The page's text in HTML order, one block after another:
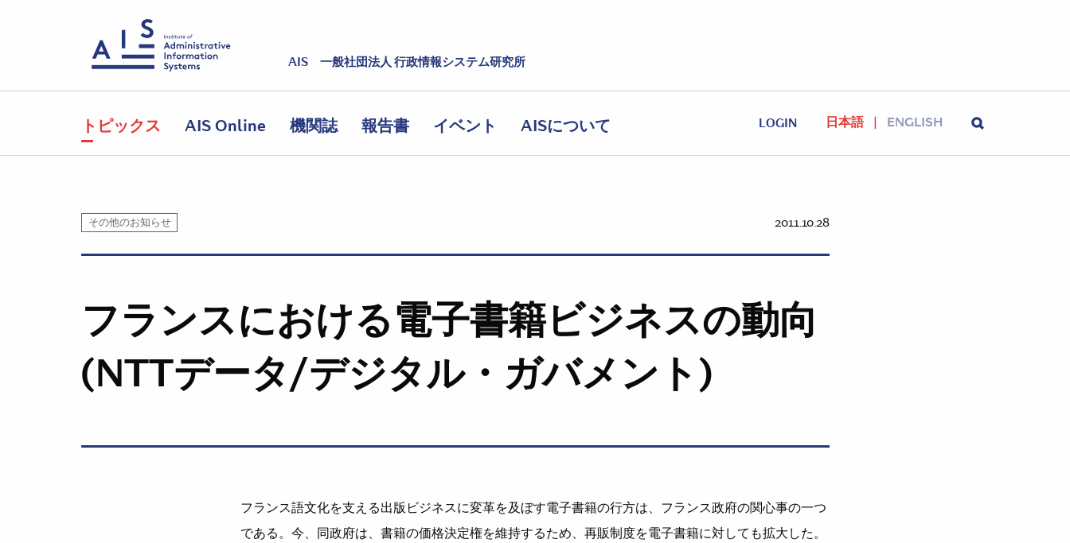
AIS 一般社団法人 行政情報システム研究所
トピックス AIS Online 機関誌 報告書 イベント AISについて LOGIN 日本語 ENGLISH
その他のお知らせ 2011.10.28
フランスにおける電子書籍ビジネスの動向
(NTTデータ/デジタル・ガバメント)
フランス語文化を支える出版ビジネスに変革を及ぼす電子書籍の行方は、フランス政府の関心事の一つ
である。今、同政府は、書籍の価格決定権を維持するため、再販制度を電子書籍に対しても拡大した。